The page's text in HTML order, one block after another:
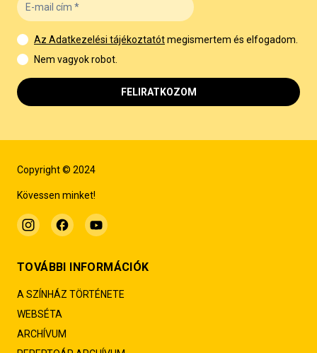
Copyright © 2024
Kövessen minket!
TOVÁBBI INFORMÁCIÓK
A SZÍNHÁZ TÖRTÉNETE
WEBSÉTA
ARCHÍVUM
Az Adatkezelési tájékoztatótmegismertem és elfogadom.
Nem vagyok robot.
FELIRATKOZOM